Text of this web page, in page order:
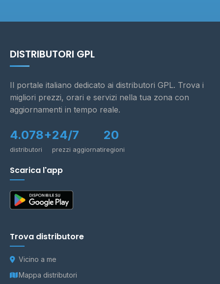
DISTRIBUTORI GPL
Il portale italiano dedicato ai distributori GPL. Trova i
migliori prezzi, orari e servizi nella tua zona con
aggiornamenti in tempo reale.
4.078+
distributori
24/7
prezzi aggiornati
20
regioni
Scarica l'app
Trova distributore
Vicino a me
Mappa distributori